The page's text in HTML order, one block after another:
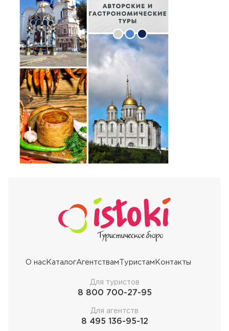
О насКаталогАгентствам Туристам Контакты
Для туристов
8 800 700-27-95
Для агентств
8 495 136-95-12